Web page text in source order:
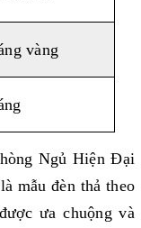
vàng
Ngủ Hiện Đại
là mẫu đèn thả theo
ưa chuộng và